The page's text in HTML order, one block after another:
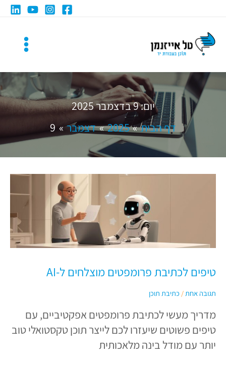
יום:9 בדצמבר 2025
דף הבית
2025 דצמבר 9
טיפים לכתיבת פרומפטים מוצלחים ל-AI
תגובה אחת / כתיבת תוכן
מדריך מעשי לכתיבת פרומפטים אפקטיביים, עם
טיפים פשוטים שיעזרו לכם לייצר תוכן טקסטואלי טוב
יותר עם מודל בינה מלאכותית
ל-